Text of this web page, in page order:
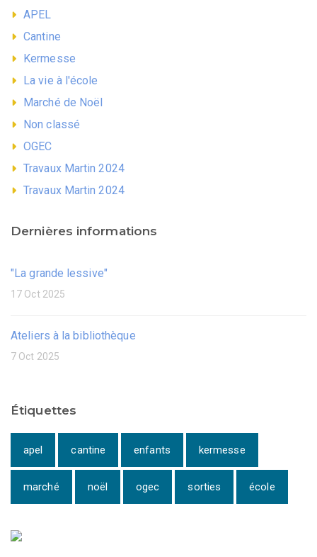
APEL
Cantine
Kermesse
La vie à l'école
Marché de Noël
Non classé
OGEC
Travaux Martin 2024
Travaux Martin 2024
Dernières informations
"La grande lessive"
17 Oct 2025
Ateliers à la bibliothèque
7 Oct 2025
Étiquettes
apel cantine enfants kermesse
marché noël ogec sorties école